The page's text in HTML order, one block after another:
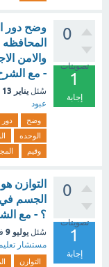
0
تصويتات
1
إجابة
وضح دور
- مع
سُئل يناير 13
عبود
وضح دور
الوحده
وقيم
0
تصويتات
1
إجابة
التوازن
الجسم
؟ - مع
سُئل يوليو 9
مستشار
التوازن